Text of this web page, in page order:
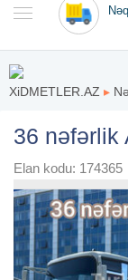
XiDMETLER.AZ ▸
36 nəfərlik
Elan kodu: 174365